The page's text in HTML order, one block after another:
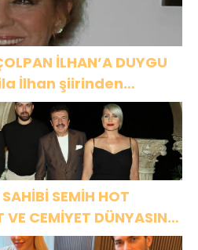
İLHAN’A DUYGU
İlhan şiirinden
SEMİH HOT
CEMİYET DÜNYASININ